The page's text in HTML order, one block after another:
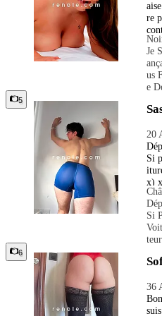
Èces
re
le
ée.
s
si
Je
Us
E
De
Ne
5
20
Si
x)
ds
MS
ur,
Si
Nt
6
36